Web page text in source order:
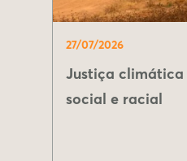
27/07/2026
Justiça climática
social e racial